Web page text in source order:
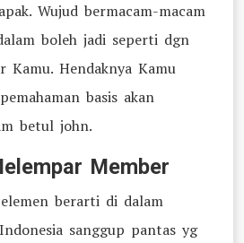
Wujud bermacam-macam
boleh jadi seperti dgn
Kamu. Hendaknya Kamu
basis akan
betul john.
Member
berarti di dalam
sanggup pantas yg